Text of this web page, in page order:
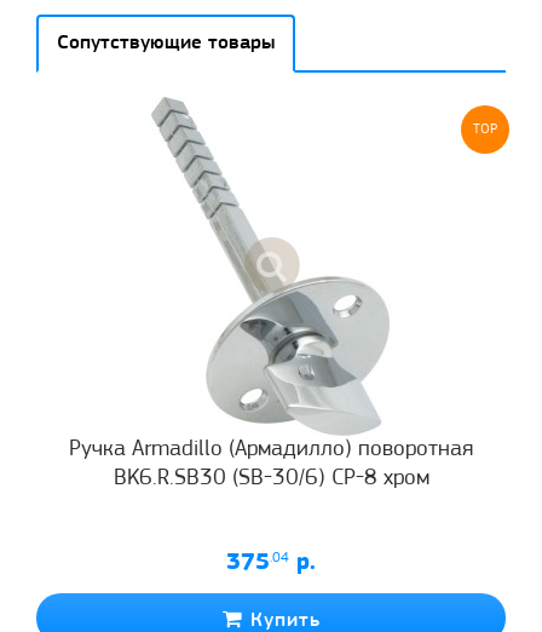
Сопутствующие товары
TOP
Ручка Armadillo (Армадилло) поворотная
BK6.R.SB30 (SB-30/6) CP-8 хром
375.04 р.
Купить